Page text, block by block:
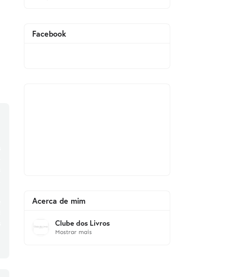
Facebook
Acerca de mim
Clube dos Livros
Mostrar mais